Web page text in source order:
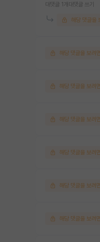
대댓글 1개 대댓글 쓰기
해당 댓글을
해당 댓글을 보려
해당 댓글을 보려
해당 댓글을 보려
해당 댓글을 보려
해당 댓글을 보려
해당 댓글을 보려